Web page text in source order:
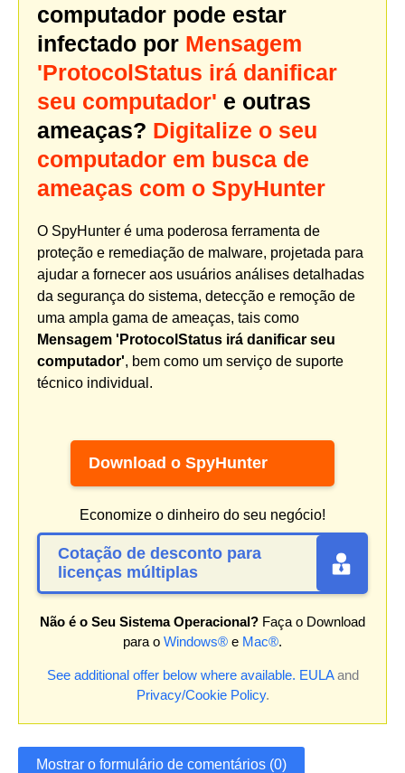
computador pode estar
infectado por Mensagem
'ProtocolStatus irá danificar
seu computador' e outras
ameaças? Digitalize o seu
computador em busca de
ameaças com o SpyHunter
O SpyHunter é uma poderosa ferramenta de
proteção e remediação de malware, projetada para
ajudar a fornecer aos usuários análises detalhadas
da segurança do sistema, detecção e remoção de
uma ampla gama de ameaças, tais como
Mensagem 'ProtocolStatus irá danificar seu
computador', bem como um serviço de suporte
técnico individual.
Download o SpyHunter
Economize o dinheiro do seu negócio!
Cotação de desconto para
licenças múltiplas
Não é o Seu Sistema Operacional? Faça o Download
para o Windows® e Mac®.
See additional offer below where available. EULAand
Privacy/Cookie Policy.
Mostrar o formulário de comentários (0)